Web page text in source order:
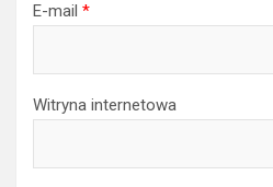
E-mail *
Witryna internetowa